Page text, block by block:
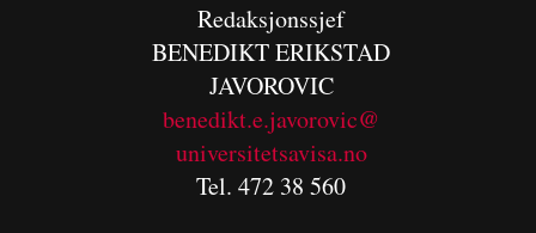
Redaksjonssjef
BENEDIKTERIKSTAD
JAVOROVIC
benedikt.e.javorovic@
universitetsavisa.no
Tel. 472 38 560